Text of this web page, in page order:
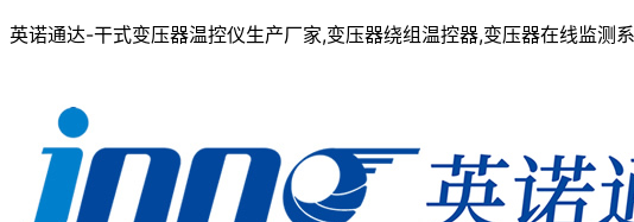
英诺通达-干式变压器温控仪生产厂家,变压器绕组温控器,变压器在线监